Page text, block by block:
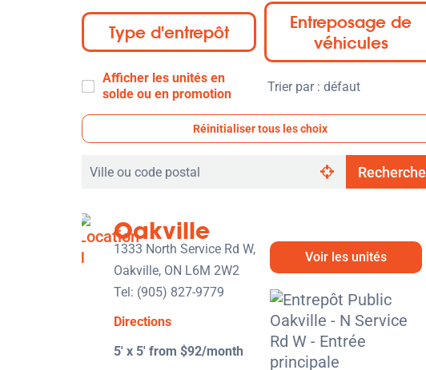
Type d'entrepôt
Entreposage de
véhicules
Afficher les unités en
solde ou en promotion
Trier
:
Réinitialiser tous les choix
Rechercher
ou
code
postal
Recherche
Oakville
1333 North Service Rd W,
Oakville, ON L6M 2W2
Tel: (905) 827-9779
Directions
5' x 5' from $92/month
Voir les unités